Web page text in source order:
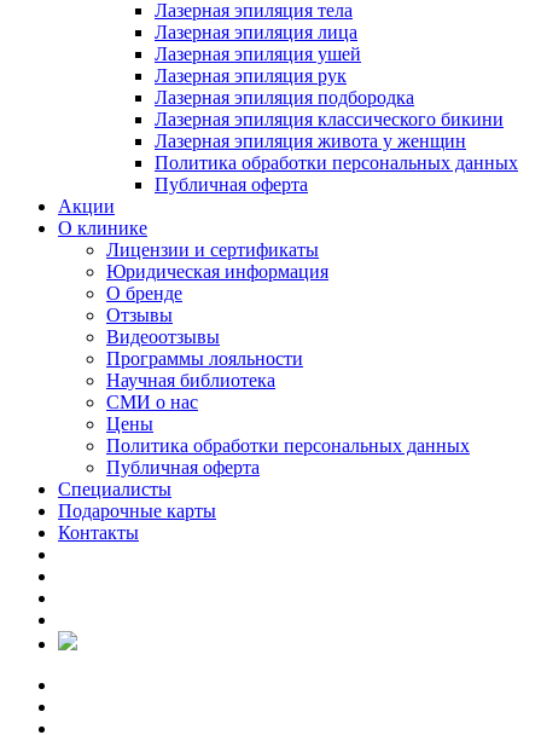
Лазерная эпиляция тела
Лазерная эпиляция лица
Лазерная эпиляция ушей
Лазерная эпиляция рук
Лазерная эпиляция подбородка
Лазерная эпиляция классического бикини
Лазерная эпиляция живота у женщин
Политика обработки персональных данных
Публичная оферта
Акции
О клинике
Лицензии и сертификаты
Юридическая информация
О бренде
Отзывы
Видеоотзывы
Программы лояльности
Научная библиотека
СМИ о нас
Цены
Политика обработки персональных данных
Публичная оферта
Специалисты
Подарочные карты
Контакты